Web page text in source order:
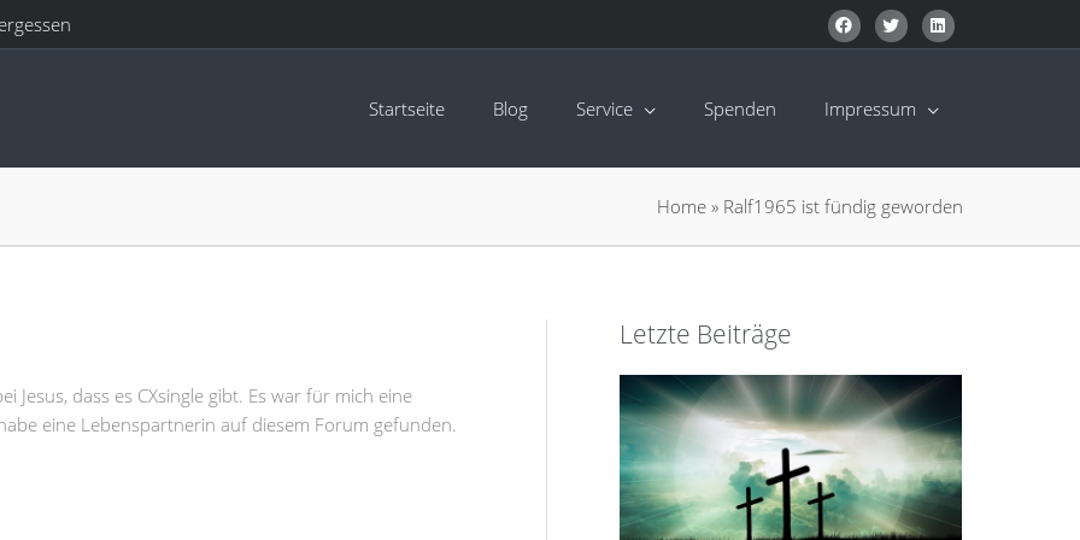
Startseite Blog Service Spenden Impressum
Home » Ralf1965 ist fündig geworden
Jesus, dass es CXsingle gibt. Es war für mich eine
eine Lebenspartnerin auf diesem Forum gefunden.
Letzte Beiträge